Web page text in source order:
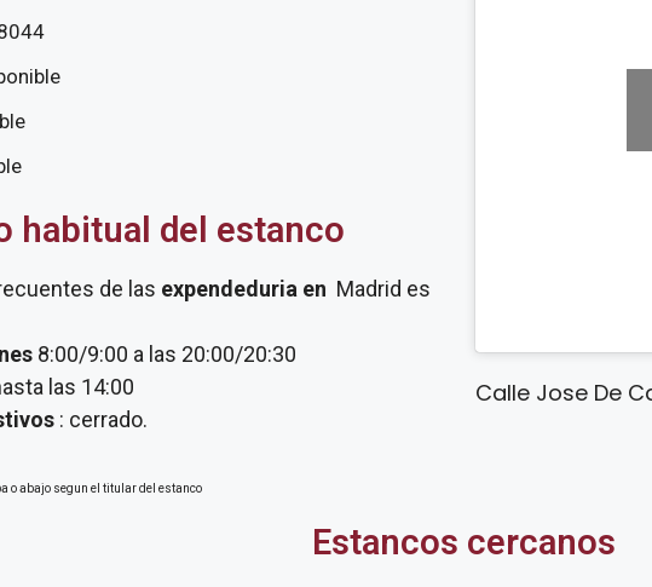
habitual del estanco
de las expendeduria en Madrid es
8:00/9:00 a las 20:00/20:30
las 14:00
: cerrado.
o abajo segun el titular del estanco
Calle Jose De
Estancos cercanos